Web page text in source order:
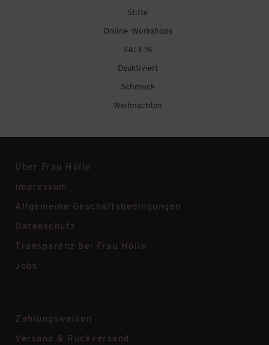
Stifte
Online-Workshops
SALE %
Deaktiviert
Schmuck
Weihnachten
Über Frau Hölle
Impressum
Allgemeine Geschäftsbedingungen
Datenschutz
Transparenz bei Frau Hölle
Jobs
Zahlungsweisen
Versand & Rückversand